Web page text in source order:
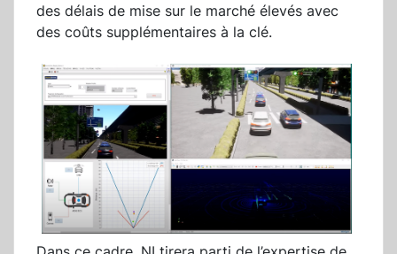
des délais de mise sur le marché élevés avec
des coûts supplémentaires à la clé.